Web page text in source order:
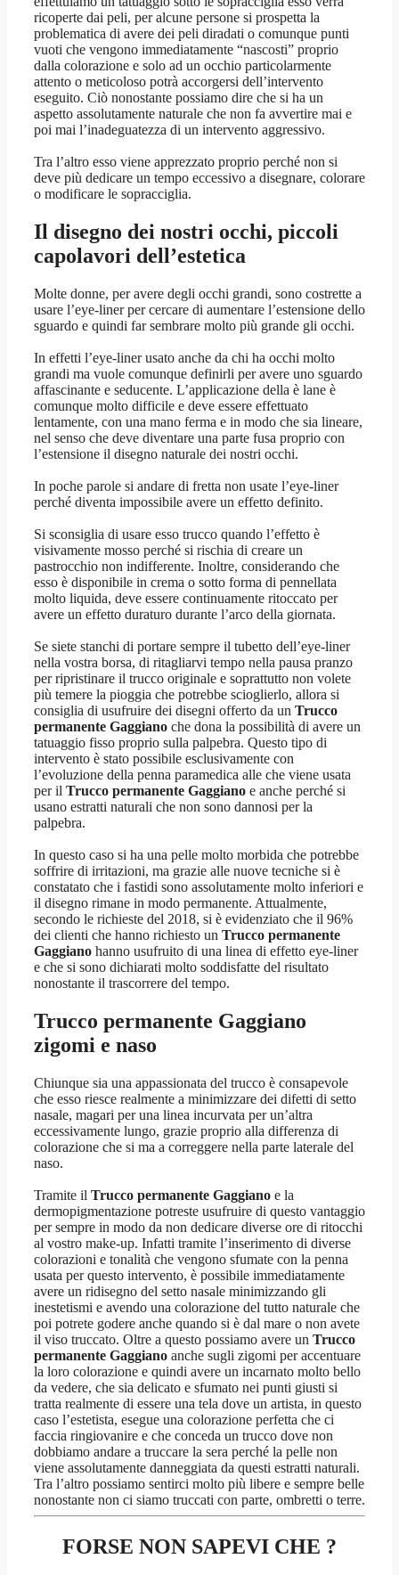
ricoperte dai peli, per alcune persone si prospetta la
problematica di avere dei peli diradati o comunque punti
vuoti che vengono immediatamente “nascosti” proprio
dalla colorazione e solo ad un occhio particolarmente
attento o meticoloso potrà accorgersi dell’intervento
eseguito. Ciò nonostante possiamo dire che si ha un
aspetto assolutamente naturale che non fa avvertire mai e
poi mai l’inadeguatezza di un intervento aggressivo.
Tra l’altro esso viene apprezzato proprio perché non si
deve più dedicare un tempo eccessivo a disegnare, colorare
o modificare le sopracciglia.
Il disegno dei nostri occhi, piccoli
capolavori dell’estetica
Molte donne, per avere degli occhi grandi, sono costrette a
usare l’eye-liner per cercare di aumentare l’estensione dello
sguardo e quindi far sembrare molto più grande gli occhi.
In effetti l’eye-liner usato anche da chi ha occhi molto
grandi ma vuole comunque definirli per avere uno sguardo
affascinante e seducente. L’applicazione della è lane è
comunque molto difficile e deve essere effettuato
lentamente, con una mano ferma e in modo che sia lineare,
nel senso che deve diventare una parte fusa proprio con
l’estensione il disegno naturale dei nostri occhi.
In poche parole si andare di fretta non usate l’eye-liner
perché diventa impossibile avere un effetto definito.
Si sconsiglia di usare esso trucco quando l’effetto è
visivamente mosso perché si rischia di creare un
pastrocchio non indifferente. Inoltre, considerando che
esso è disponibile in crema o sotto forma di pennellata
molto liquida, deve essere continuamente ritoccato per
avere un effetto duraturo durante l’arco della giornata.
Se siete stanchi di portare sempre il tubetto dell’eye-liner
nella vostra borsa, di ritagliarvi tempo nella pausa pranzo
per ripristinare il trucco originale e soprattutto non volete
più temere la pioggia che potrebbe scioglierlo, allora si
consiglia di usufruire dei disegni offerto da un Trucco
permanente Gaggiano che dona la possibilità di avere un
tatuaggio fisso proprio sulla palpebra. Questo tipo di
intervento è stato possibile esclusivamente con
l’evoluzione della penna paramedica alle che viene usata
per il Trucco permanente Gaggiano e anche perché si
usano estratti naturali che non sono dannosi per la
palpebra.
In questo caso si ha una pelle molto morbida che potrebbe
soffrire di irritazioni, ma grazie alle nuove tecniche si è
constatato che i fastidi sono assolutamente molto inferiori e
il disegno rimane in modo permanente. Attualmente,
secondo le richieste del 2018, si è evidenziato che il 96%
dei clienti che hanno richiesto un Trucco permanente
Gaggiano hanno usufruito di una linea di effetto eye-liner
e che si sono dichiarati molto soddisfatte del risultato
nonostante il trascorrere del tempo.
Trucco permanente Gaggiano
zigomi e naso
Chiunque sia una appassionata del trucco è consapevole
che esso riesce realmente a minimizzare dei difetti di setto
nasale, magari per una linea incurvata per un’altra
eccessivamente lungo, grazie proprio alla differenza di
colorazione che si ma a correggere nella parte laterale del
naso.
Tramite il Trucco permanente Gaggiano e la
dermopigmentazione potreste usufruire di questo vantaggio
per sempre in modo da non dedicare diverse ore di ritocchi
al vostro make-up. Infatti tramite l’inserimento di diverse
colorazioni e tonalità che vengono sfumate con la penna
usata per questo intervento, è possibile immediatamente
avere un ridisegno del setto nasale minimizzando gli
inestetismi e avendo una colorazione del tutto naturale che
poi potrete godere anche quando si è dal mare o non avete
il viso truccato. Oltre a questo possiamo avere un Trucco
permanente Gaggiano anche sugli zigomi per accentuare
la loro colorazione e quindi avere un incarnato molto bello
da vedere, che sia delicato e sfumato nei punti giusti si
tratta realmente di essere una tela dove un artista, in questo
caso l’estetista, esegue una colorazione perfetta che ci
faccia ringiovanire e che conceda un trucco dove non
dobbiamo andare a truccare la sera perché la pelle non
viene assolutamente danneggiata da questi estratti naturali.
Tra l’altro possiamo sentirci molto più libere e sempre belle
nonostante non ci siamo truccati con parte, ombretti o terre.
FORSE NON SAPEVI CHE ?